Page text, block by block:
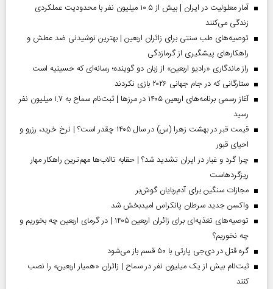
آمار معلولیت در ایران | بیش از ۱۰.۵ میلیون نفر با محدودیت عملکردی
زندگی می‌کنند
توصیه‌های طب سنتی برای زائران اربعین | بهترین نوشیدنی ضد عطش و
راهکارهای پیشگیری از گرمازدگی
راز ماندگاری «رادیو اربعین» از زبان دو گوینده؛ رسانه‌ای که حسینیه است
ستارگانی که در جام جهانی ۲۰۲۶ بازی نکردند
آغاز رسمی برنامه‌های اربعین ۱۴۰۵ در مرز‌ها | ثبت‌نام سماح به ۱.۷ میلیون نفر
رسید
قیمت قبر در بهشت زهرا (س) در سال ۱۴۰۵ چقدر است؟ | نرخ خرید، رزرو و
احیای قبور
چرا گرد و غبار در ایران تشدید شد؟ | حقابه تالاب‌ها مهم‌ترین راهکار مهار
ریزگردهاست
مجازات سنگین برای آدم‌ربایان گوش‌بر
واکسن جدید سرطان پانکراس امیدبخش شد
توصیه‌های تغذیه‌ای برای زائران اربعین ۱۴۰۵ | در گرمای اربعین چه بخوریم و
چه نخوریم؟
گره قتل در دی‌جی پارتی با ۵۰ قسم باز می‌شود
ثبت‌نام بیش از یک میلیون نفر در سماح | زائران «همیار اربعین» را نصب
کنند